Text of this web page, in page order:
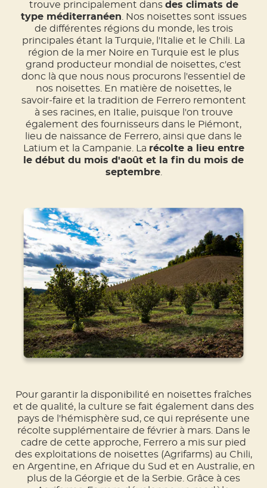
trouve principalement dans des climats de
type méditerranéen . Nos noisettes sont issues
de différentes régions du monde, les trois
principales étant la Turquie, l'Italie et le Chili. La
région de la mer Noire en Turquie est le plus
grand producteur mondial de noisettes, c'est
donc là que nous nous procurons l'essentiel de
nos noisettes. En matière de noisettes, le
savoir-faire et la tradition de Ferrero remontent
à ses racines, en Italie, puisque l'on trouve
également des fournisseurs dans le Piémont,
lieu de naissance de Ferrero, ainsi que dans le
Latium et la Campanie. La récolte a lieu entre
le début du mois d'août et la fin du mois de
septembre.
Pour garantir la disponibilité en noisettes fraîches
et de qualité, la culture se fait également dans des
pays de l'hémisphère sud, ce qui représente une
récolte supplémentaire de février à mars. Dans le
cadre de cette approche, Ferrero a mis sur pied
des exploitations de noisettes (Agrifarms) au Chili,
en Argentine, en Afrique du Sud et en Australie, en
plus de la Géorgie et de la Serbie. Grâce à ces